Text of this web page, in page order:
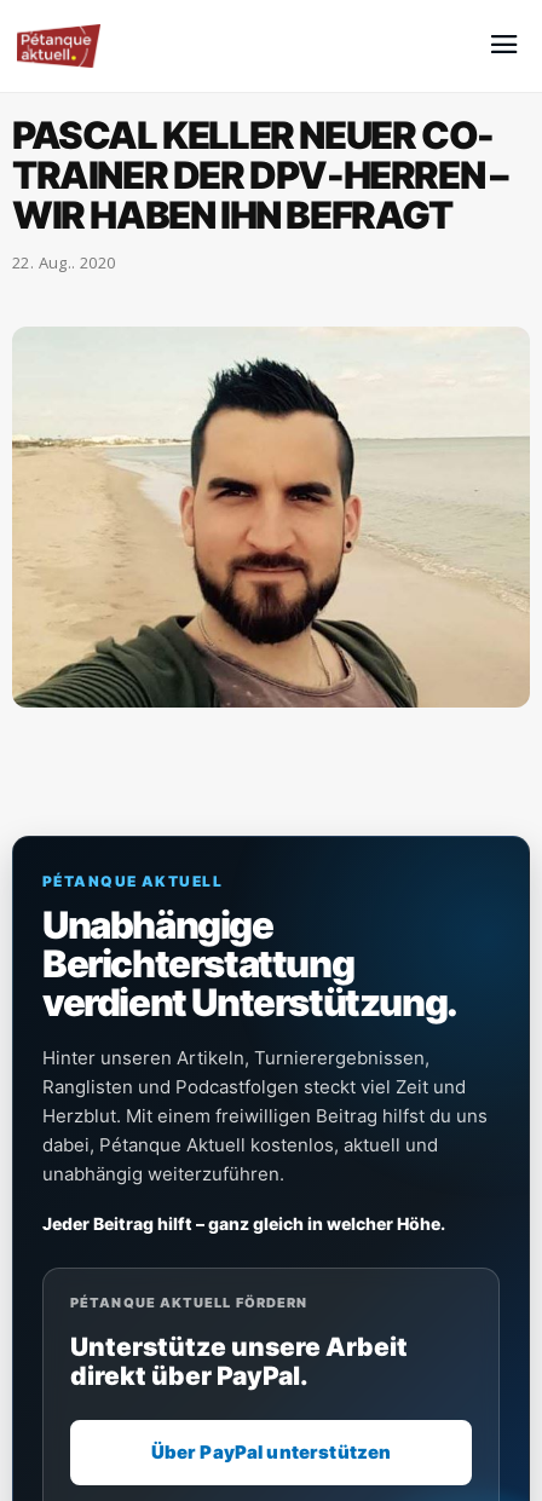
PASCAL KELLER NEUER CO-
TRAINER DER DPV-HERREN –
WIR HABEN IHN BEFRAGT
22. Aug.. 2020
PÉTANQUE AKTUELL
Unabhängige
Berichterstattung
verdient Unterstützung.
Hinter unseren Artikeln, Turnierergebnissen,
Ranglisten und Podcastfolgen steckt viel Zeit und
Herzblut. Mit einem freiwilligen Beitrag hilfst du uns
dabei, Pétanque Aktuell kostenlos, aktuell und
unabhängig weiterzuführen.
Jeder Beitrag hilft – ganz gleich in welcher Höhe.
PÉTANQUE AKTUELL FÖRDERN
Unterstütze unsere Arbeit
direkt über PayPal.
Über PayPal unterstützen